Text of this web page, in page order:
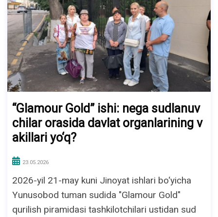
“Glamour Gold” ishi: nega sudlanuv
chilar orasida davlat organlarining v
akillari yo‘q?
23.05.2026
2026-yil 21-may kuni Jinoyat ishlari bo‘yicha
Yunusobod tuman sudida "Glamour Gold"
qurilish piramidasi tashkilotchilari ustidan sud